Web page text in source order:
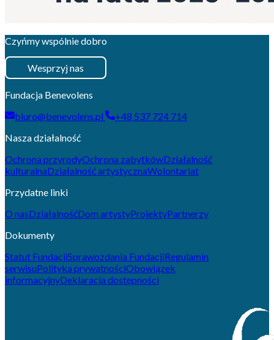
Czyńmy wspólnie dobro
Wesprzyj nas
Fundacja Benevolens
biuro@benevolens.pl
+48 537 724 714
Nasza działalność
Ochrona przyrodyOchrona zabytkówDziałalność
kulturalnaDziałalność artystycznaWolontariat
Przydatne linki
O nasDziałalnośćDom artystyProjektyPartnerzy
Dokumenty
Statut FundacjiSprawozdania FundacjiRegulamin
serwisuPolityka prywatnościObowiązek
informacyjnyDeklaracja dostępności